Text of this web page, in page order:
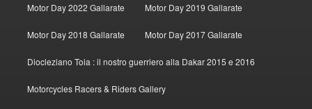
Motor Day 2022 Gallarate Motor Day 2019 Gallarate
Motor Day 2018 Gallarate Motor Day 2017 Gallarate
Diocleziano Toia : il nostro guerriero alla Dakar 2015 e 2016
Motorcycles Racers & Riders Gallery